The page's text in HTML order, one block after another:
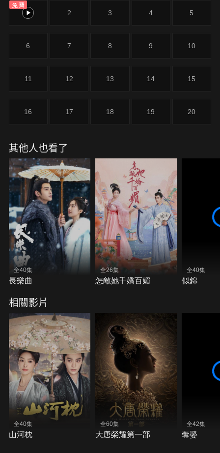
急時刻陸徜及時出手相救。
免費
1 2 3 4 5
6 7 8 9 10
11 12 13 14 15
16 17 18 19 20
其他人也看了
全40集
長樂曲
全26集
怎敵她千嬌百媚
全40集
似錦
相關影片
全40集
山河枕
全60集
大唐榮耀第一部
全42集
奪娶